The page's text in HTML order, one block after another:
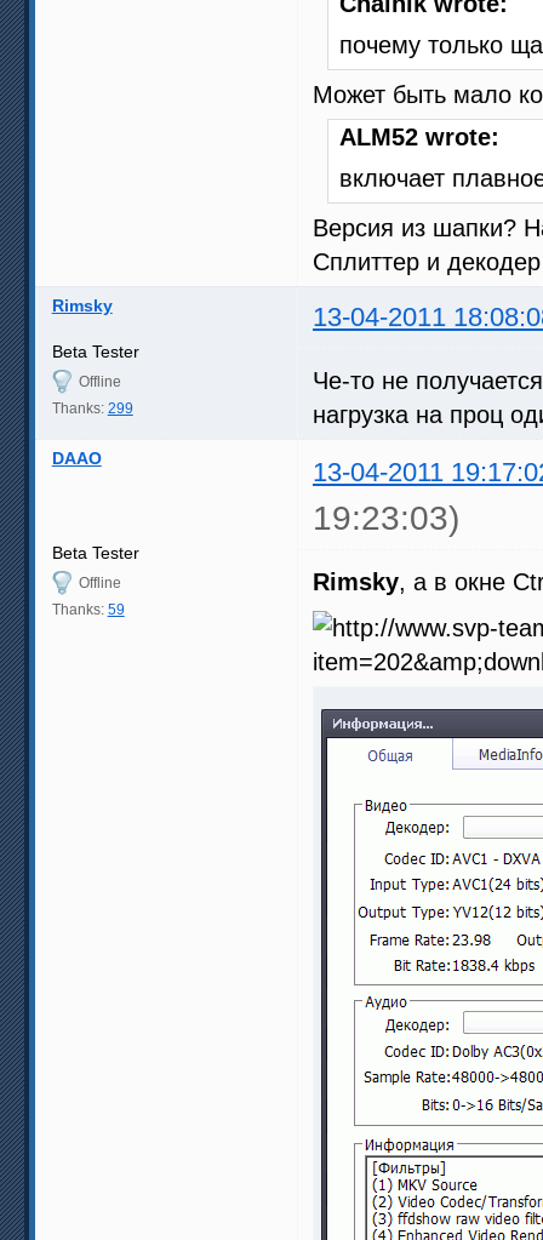
почему только
Может быть мало
ALM52 wrote:
включает
Версия из шапки?
Сплиттер и
Rimsky 13-04-2011
Beta Tester
Offline
Thanks: 299
Че-то не
нагрузка на проц
DAAO 13-04-2011
19:23:03)
Beta Tester
Offline
Thanks: 59
Rimsky, а в окне